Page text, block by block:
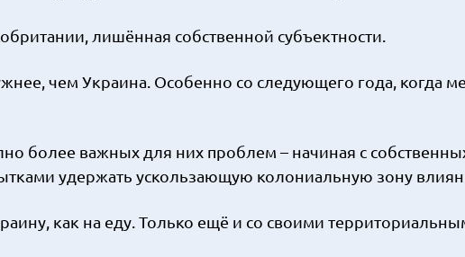
лишённая собственной субъектности.
чем Украина. Особенно со следующего года, когда
более важных для них проблем – начиная с
удержать ускользающую колониальную зону
как на еду. Только ещё и со своими